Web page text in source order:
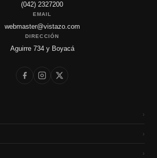
(042) 2327200
EMAIL
webmaster@vistazo.com
DIRECCIÓN
Aguirre 734 y Boyacá
›
›
›